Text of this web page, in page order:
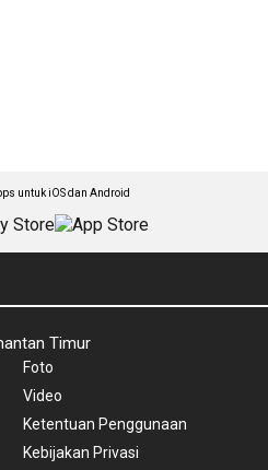
untuk iOS dan Android
Timur
Foto
Video
Ketentuan Penggunaan
Kebijakan Privasi